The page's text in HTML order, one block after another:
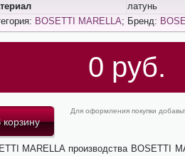
латунь
BOSETTI MARELLA; Бренд:
0 руб.
Для оформления покупки
MARELLA производства BOSETTI